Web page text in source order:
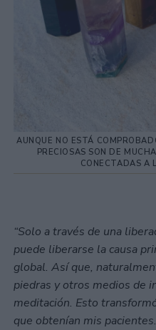
AUNQUE NO ESTÁ
PRECIOSAS SON DE
CONECTADAS A
“Solo a través de una
puede liberarse la causa
global. Así que,
piedras y otros medios de
meditación. Esto
que obtenían mis pacientes.